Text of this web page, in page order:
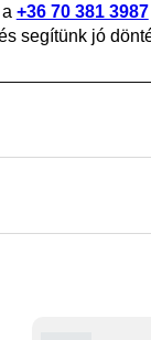
+36 70 381 3987
segítünk jó